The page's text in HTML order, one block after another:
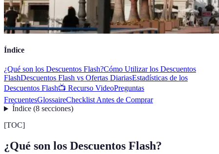
Índice
¿Qué son los Descuentos Flash?Cómo Utilizar los Descuentos
FlashDescuentos Flash vs Ofertas DiariasEstadísticas de los
Descuentos Flash📺 Recurso VideoPreguntas
FrecuentesGlossaireChecklist Antes de Comprar
Índice(8 secciones)
[TOC]
¿Qué son los Descuentos Flash?